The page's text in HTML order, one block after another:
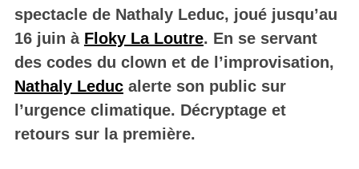
spectacle de Nathaly Leduc, joué jusqu’au
16 juin à Floky La Loutre. En se servant
des codes du clown et de l’improvisation,
Nathaly Leducalerte son public sur
l’urgence climatique. Décryptage et
retours sur la première.